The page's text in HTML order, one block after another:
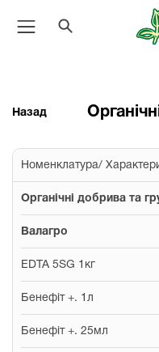
Назад
Номенклатура/
Органічні добрива та
Валагро
EDTA 5SG 1кг
Бенефіт +. 1л
Бенефіт +. 25мл